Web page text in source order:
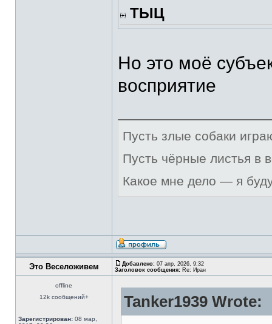
ТЫЦ
Но это моё
восприятие
Пусть злые собаки
Пусть чёрные листья в
Какое мне дело — я
Это Веселоживем Добавлено: 07 апр, 2026, 9:32
Заголовок сообщения: Re: Иран
offline
12k сообщений+
Зарегистрирован: 08 мар,
Tanker1939 Wrote: